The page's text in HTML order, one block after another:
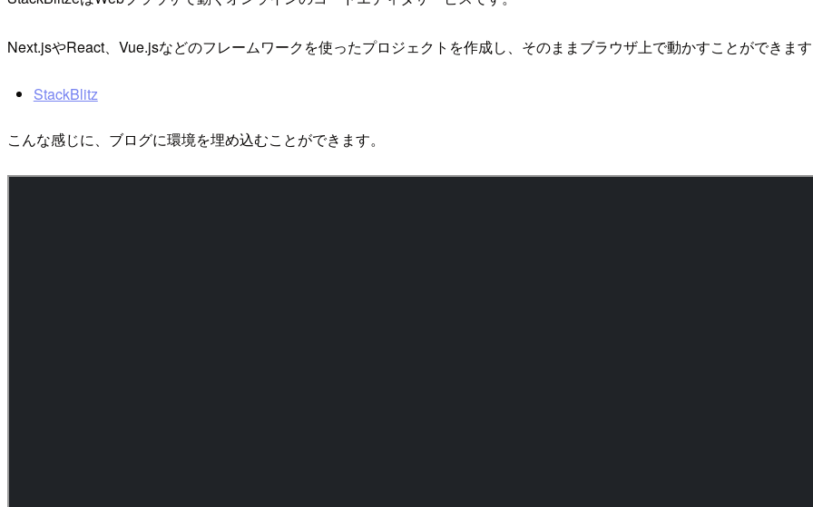
Next.jsやReact、Vue.jsなどのフレームワークを使ったプロジェクトを作成し、そのままブラウザ上で動かすことができま
StackBlitz
こんな感じに、ブログに環境を埋め込むことができます。